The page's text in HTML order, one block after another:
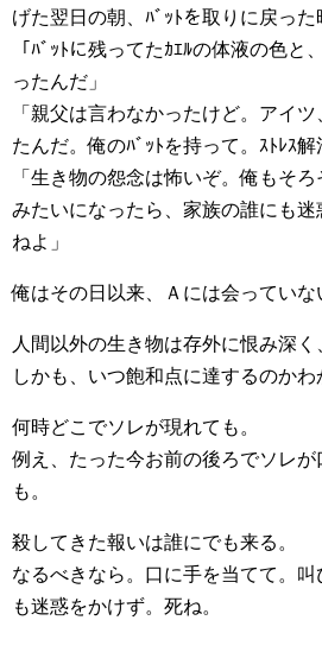
げた翌日の朝、ﾊﾞｯﾄを取りに戻った
「ﾊﾞｯﾄに残ってたｶｴﾙの体液の色と
ったんだ」
「親父は言わなかったけど。アイ
たんだ。俺のﾊﾞｯﾄを持って。ｽﾄﾚｽ解
「生き物の怨念は怖いぞ。俺もそ
みたいになったら、家族の誰にも
ねよ」
俺はその日以来、Ａには会っていな
人間以外の生き物は存外に恨み深く
しかも、いつ飽和点に達するのかわ
何時どこでソレが現れても。
例え、たった今お前の後ろでソレ
も。
殺してきた報いは誰にでも来る。
なるべきなら。口に手を当てて。
も迷惑をかけず。死ね。